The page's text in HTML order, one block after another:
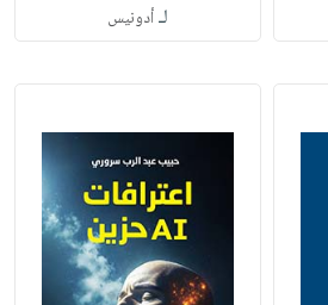
لـأدونيس